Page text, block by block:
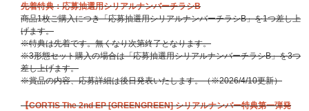
先着特典：応募抽選用シリアルナンバーチラシB
商品1枚ご購入につき「応募抽選用シリアルナンバーチラシB」を1つ差し上
げます。
※特典は先着です。無くなり次第終了となります。
※3形態セット購入の場合は「応募抽選用シリアルナンバーチラシB」を3つ
差し上げます。
※賞品の内容、応募詳細は後日発表いたします。（※2026/4/10更新）
【CORTIS The 2nd EP [GREENGREEN] シリアルナンバー特典第一弾発